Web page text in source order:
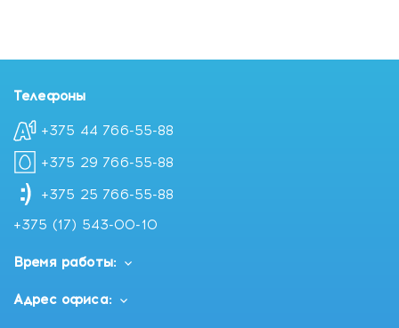
Телефоны
+375 44 766-55-88
+375 29 766-55-88
+375 25 766-55-88
+375 (17) 543-00-10
Время работы:
Адрес офиса: